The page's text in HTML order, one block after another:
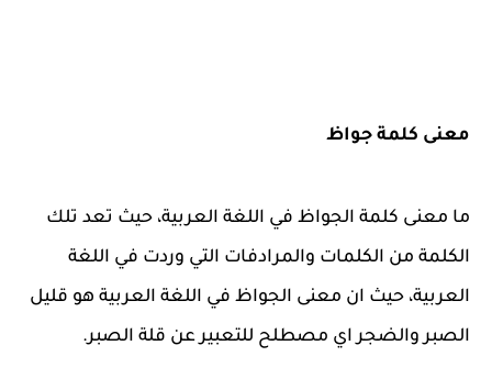
معنى كلمة جواظ
ما معنى كلمة الجواظ في اللغة العربية، حيث تعد تلك
الكلمة من الكلمات والمرادفات التي وردت في اللغة
العربية، حيث ان معنى الجواظ في اللغة العربية هو قليل
الصبر والضجر اي مصطلح للتعبير عن قلة الصبر.